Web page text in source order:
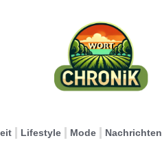
Lifestyle Mode Nachrichten